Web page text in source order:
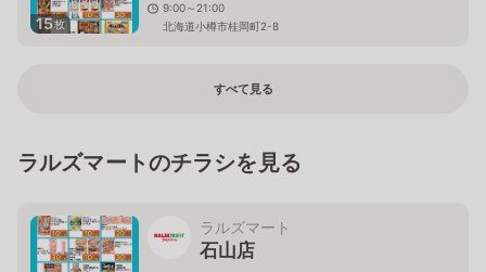
15枚
9:00～21:00
北海道小樽市桂岡町2-8
すべて見る
ラルズマートのチラシを見る
ラルズマート
石山店